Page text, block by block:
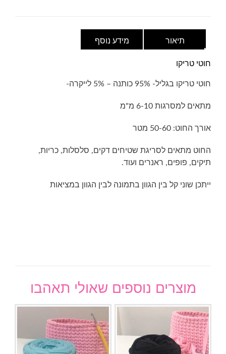
תיאור מידע נוסף
חוטי טריקו
חוטי טריקו בגליל- 95% כותנה – 5% לייקרה-
מתאים למסרגות 6-10 מ"מ
אורך החוט: 50-60 מטר
החוט מתאים לסריגת שטיחים דקים, סלסלות, כריות,
תיקים, פופים, ראנרים ועוד.
ייתכן שוני קל בין הגוון בתמונה לבין הגוון במציאות
מוצרים נוספים שאולי תאהבו